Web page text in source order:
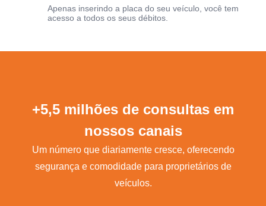
Apenas inserindo a placa do seu veículo, você tem
acesso a todos os seus débitos.
+5,5 milhões de consultas em
nossos canais
Um número que diariamente cresce, oferecendo
segurança e comodidade para proprietários de
veículos.